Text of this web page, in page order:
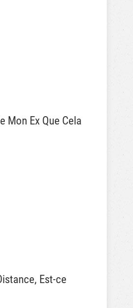
Mon Ex Que Cela
Est-ce